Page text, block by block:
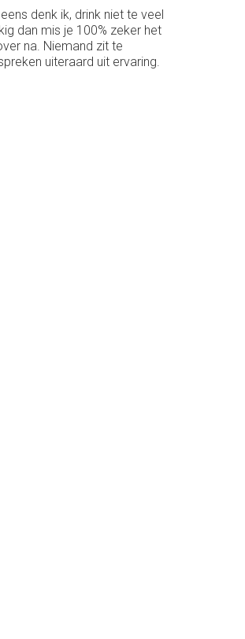
denk ik, drink niet te veel
dan mis je 100% zeker het
na. Niemand zit te
uiteraard uit ervaring.